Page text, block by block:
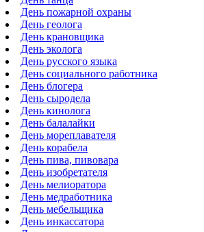
День пожарной охраны
День геолога
День крановщика
День эколога
День русского языка
День социального работника
День блогера
День сыродела
День кинолога
День балалайки
День мореплавателя
День корабела
День пива, пивовара
День изобретателя
День мелиоратора
День медработника
День мебельщика
День инкассатора